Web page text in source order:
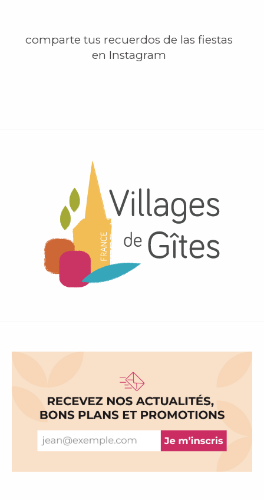
comparte tus recuerdos de las fiestas
en Instagram